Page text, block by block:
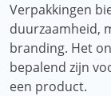
Verpakkingen
duurzaamheid,
branding. Het
bepalend zijn
een product.